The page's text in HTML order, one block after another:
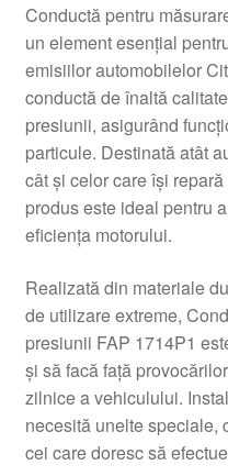
Despre noi
Finalizare comandă
Livrare
Livrare în toată lumea
Plângere
Plățile
Politică de
Procedura de reclamație
Conductă pentru
un element esențial
emisiilor automobilelor
conductă de înaltă
presiunii, asigurând
particule. Destinată atât
cât și celor care își
produs este ideal pentru
eficiența motorului.
Realizată din materiale
de utilizare extreme,
presiunii FAP 1714P1
și să facă față
zilnice a vehiculului.
necesită unelte speciale,
cei care doresc să